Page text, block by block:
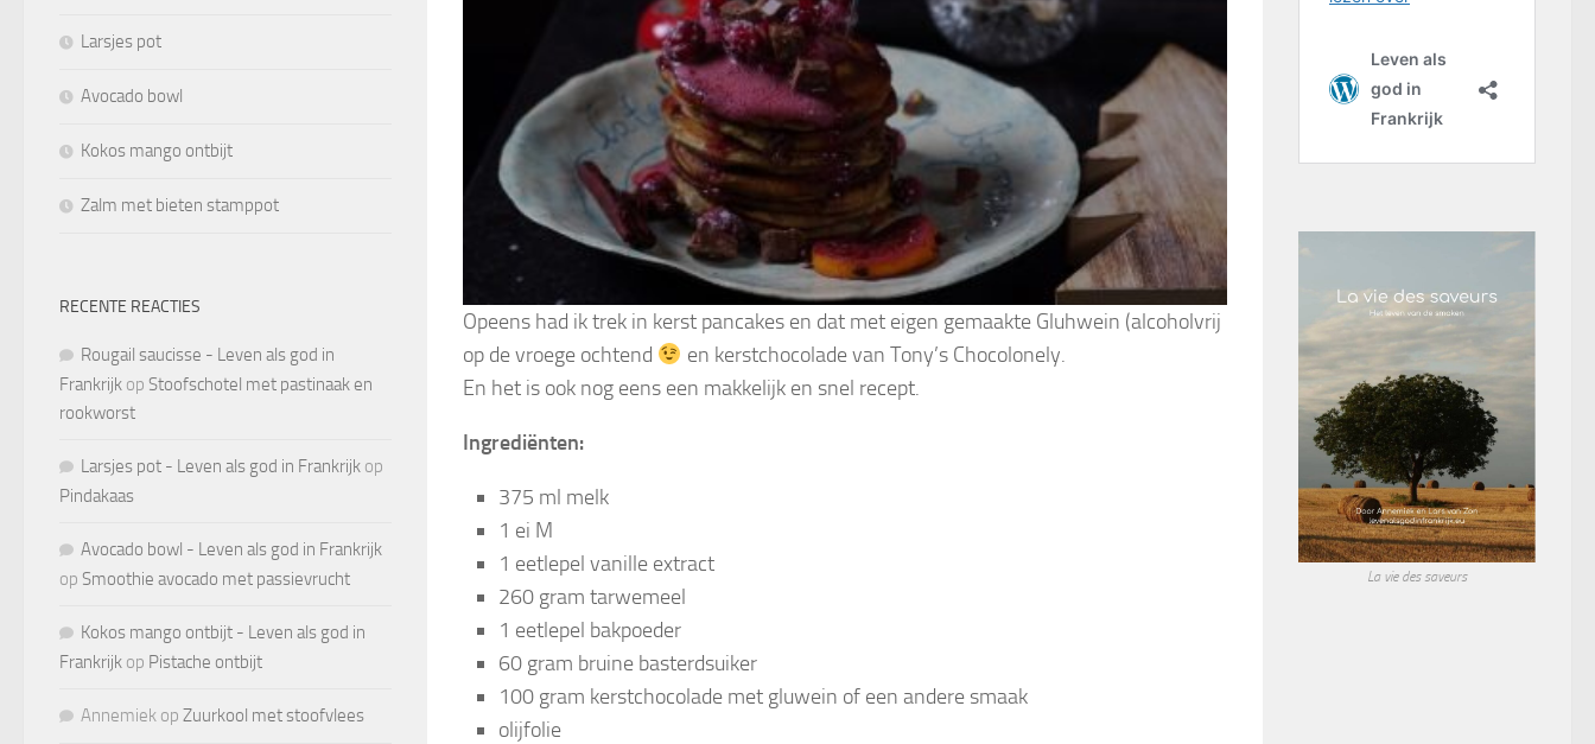
Opeens had ik trek in kerst pancakes en dat met eigen gemaakte Gluhwein (alcoholvrij
op de vroege ochtend
en kerstchocolade van Tony’s Chocolonely.
En het is ook nog eens een makkelijk en snel recept.
Ingrediënten:
375 ml melk
1 ei M
1 eetlepel vanille extract
260 gram tarwemeel
1 eetlepel bakpoeder
60 gram bruine basterdsuiker
100 gram kerstchocolade met gluwein of een andere smaak
olijfolie
Larsjes pot
Avocado bowl
Kokos mango ontbijt
Zalm met bieten stamppot
RECENTE REACTIES
Rougail saucisse - Leven als god in
Frankrijk op Stoofschotel met pastinaak en
rookworst
Larsjes pot - Leven als god in Frankrijk op
Pindakaas
Avocado bowl - Leven als god in Frankrijk
op Smoothie avocado met passievrucht
Kokos mango ontbijt - Leven als god in
Frankrijk op Pistache ontbijt
Annemiek op Zuurkool met stoofvlees
La vie des saveurs